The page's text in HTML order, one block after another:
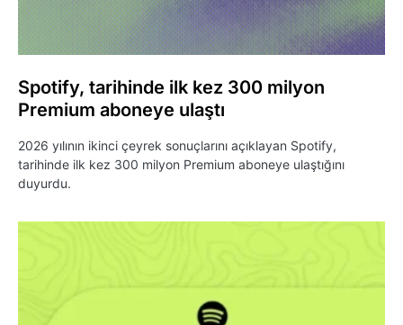
Spotify, tarihinde ilk kez 300 milyon
Premium aboneye ulaştı
2026 yılının ikinci çeyrek sonuçlarını açıklayan Spotify,
tarihinde ilk kez 300 milyon Premium aboneye ulaştığını
duyurdu.